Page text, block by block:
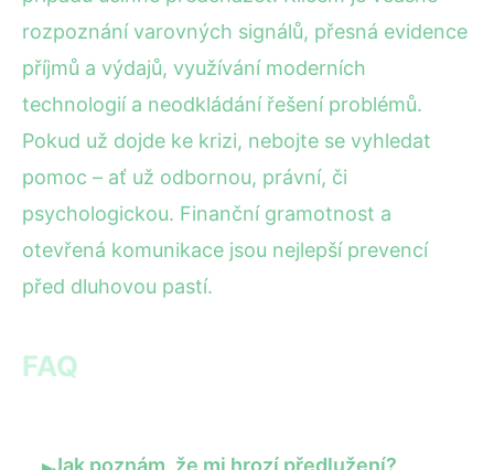
rozpoznání varovných signálů, přesná evidence
příjmů a výdajů, využívání moderních
technologií a neodkládání řešení problémů.
Pokud už dojde ke krizi, nebojte se vyhledat
pomoc – ať už odbornou, právní, či
psychologickou. Finanční gramotnost a
otevřená komunikace jsou nejlepší prevencí
před dluhovou pastí.
FAQ
Jak poznám, že mi hrozí předlužení?